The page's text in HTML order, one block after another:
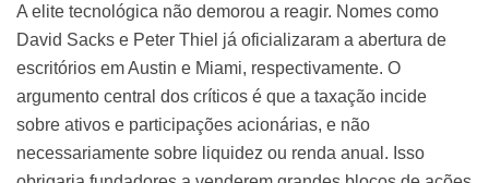
A elite tecnológica não demorou a reagir. Nomes como
David Sacks e Peter Thiel já oficializaram a abertura de
escritórios em Austin e Miami, respectivamente. O
argumento central dos críticos é que a taxação incide
sobre ativos e participações acionárias, e não
necessariamente sobre liquidez ou renda anual. Isso